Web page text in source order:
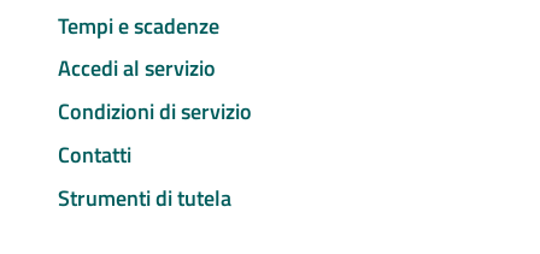
Tempi e scadenze
Accedi al servizio
Condizioni di servizio
Contatti
Strumenti di tutela